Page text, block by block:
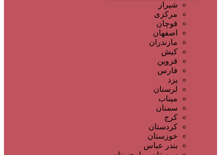
شیراز
مرکزی
قوچان
اصفهان
مازندران
کیش
قزوین
فارس
یزد
لرستان
میناب
سمنان
کرج
کردستان
خوزستان
بندر عباس